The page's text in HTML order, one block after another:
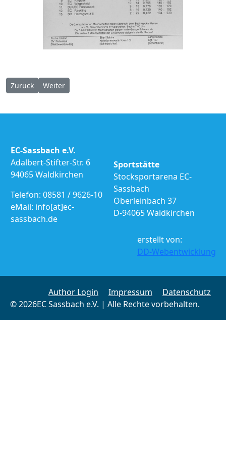
Vorheriger Beitrag: Kreispokal Senioren 30.11.2019
Zurück Nächster Beitrag: Sparkassenpokal 16.11.2019
Weiter
EC-Sassbach e.V.
Adalbert-Stifter-Str. 6
94065 Waldkirchen
Telefon: 08581 / 9626-10
eMail: info[at]ec-
sassbach.de
Sportstätte
Stocksportarena EC-
Sassbach
Oberleinbach 37
D-94065 Waldkirchen
erstellt von:
DD-Webentwicklung
© 2026EC Sassbach e.V. | Alle Rechte vorbehalten.
Author Login Impressum Datenschutz